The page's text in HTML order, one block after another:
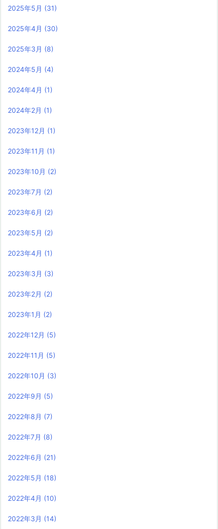
2025年5月 (31)
2025年4月 (30)
2025年3月 (8)
2024年5月 (4)
2024年4月 (1)
2024年2月 (1)
2023年12月 (1)
2023年11月 (1)
2023年10月 (2)
2023年7月 (2)
2023年6月 (2)
2023年5月 (2)
2023年4月 (1)
2023年3月 (3)
2023年2月 (2)
2023年1月 (2)
2022年12月 (5)
2022年11月 (5)
2022年10月 (3)
2022年9月 (5)
2022年8月 (7)
2022年7月 (8)
2022年6月 (21)
2022年5月 (18)
2022年4月 (10)
2022年3月 (14)